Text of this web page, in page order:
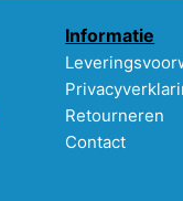
Informatie
Retourneren
Contact